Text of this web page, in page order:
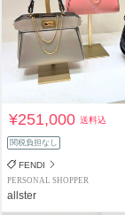
¥251,000送料込
関税負担なし
FENDI
PERSONAL SHOPPER
allster